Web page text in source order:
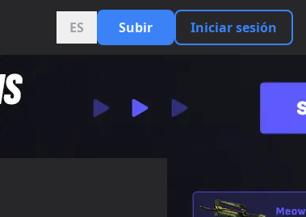
ES Subir Iniciar sesión